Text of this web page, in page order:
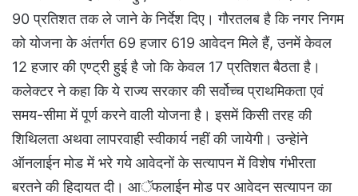
90 प्रतिशत तक ले जाने के निर्देश दिए। गौरतलब है कि नगर निगम
को योजना के अंतर्गत 69 हजार 619 आवेदन मिले हैं, उनमें केवल
12 हजार की एण्ट्री हुई है जो कि केवल 17 प्रतिशत बैठता है।
कलेक्टर ने कहा कि ये राज्य सरकार की सर्वोच्च प्राथमिकता एवं
समय-सीमा में पूर्ण करने वाली योजना है। इसमें किसी तरह की
शिथिलता अथवा लापरवाही स्वीकार्य नहीं की जायेगी। उन्हेांने
ऑनलाईन मोड में भरे गये आवेदनों के सत्यापन में विशेष गंभीरता
बरतने की हिदायत दी। आॅफलाईन मोड पर आवेदन सत्यापन का